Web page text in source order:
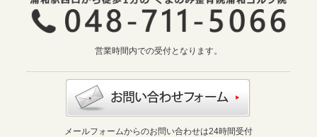
営業時間内での受付となります。
メールフォームからのお問い合わせは24時間受付